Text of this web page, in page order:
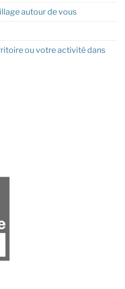
autour de vous
ou votre activité dans